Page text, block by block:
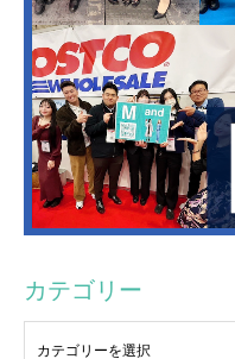
カテゴリー